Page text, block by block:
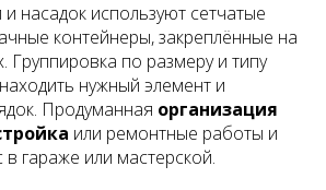
насадок используют сетчатые
контейнеры, закреплённые на
Группировка по размеру и типу
нужный элемент и
Продуманная организация
или ремонтные работы и
гараже или мастерской.